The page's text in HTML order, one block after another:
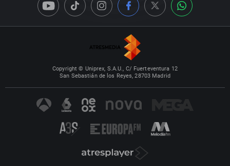
Copyright © Uniprex, S.A.U., C/ Fuerteventura 12
San Sebastián de los Reyes, 28703 Madrid